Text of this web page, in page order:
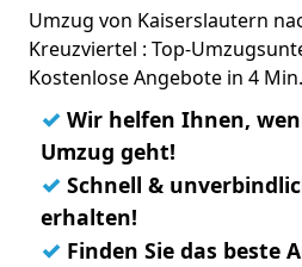
Umzug von Kaiserslautern
Kreuzviertel : Top-
Kostenlose Angebote in 4
✓ Wir helfen Ihnen,
Umzug geht!
✓ Schnell &
erhalten!
✓ Finden Sie das beste